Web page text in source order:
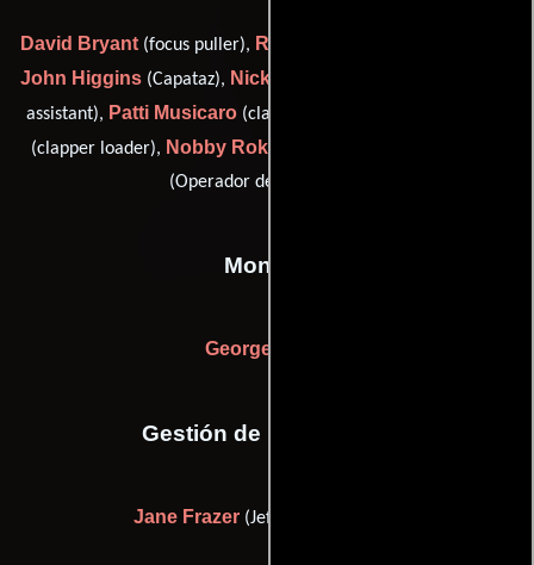
David Bryant(focus puller), Roger Deakins
John Higgins (Capataz), Nick Hughes
assistant), Patti Musicaro (clapper loader),
(clapper loader), Nobby Roker
(Operador de Steadicam)
Montaje
George Akers
Gestión de producción
Jane Frazer(Jefe de producción)